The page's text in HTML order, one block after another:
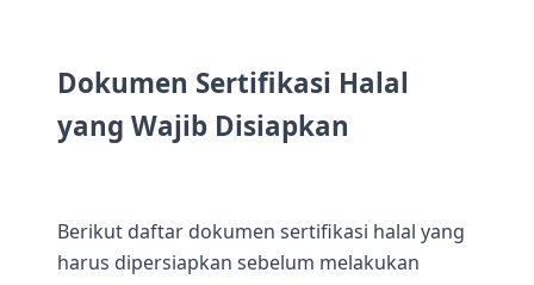
Dokumen Sertifikasi Halal
yang Wajib Disiapkan
Berikut daftar dokumen sertifikasi halal yang
harus dipersiapkan sebelum melakukan